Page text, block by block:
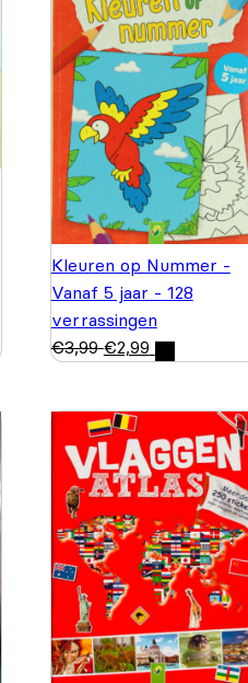
Kleuren op Nummer -
Vanaf 5 jaar - 128
verrassingen
€3,99 €2,99